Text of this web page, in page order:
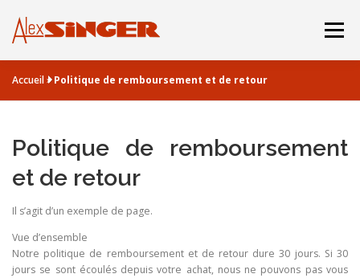
contenu
Menu
LA DERNIERE MACHINE HISTOIRE ACBO
Accueil»Politique de remboursement et de retour
Politique de remboursement
et de retour
Il s’agit d’un exemple de page.
Vue d’ensemble
Notre politique de remboursement et de retour dure 30 jours. Si 30
jours se sont écoulés depuis votre achat, nous ne pouvons pas vous